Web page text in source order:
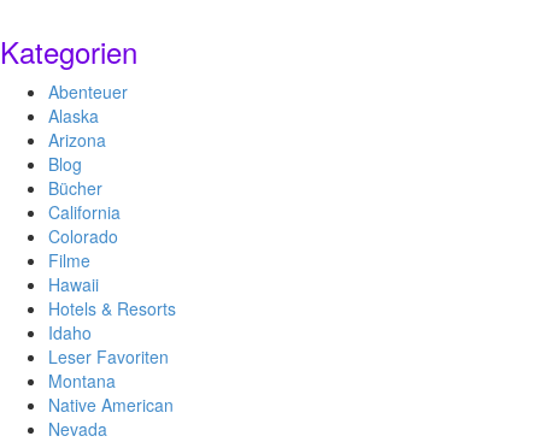
Kategorien
Abenteuer
Alaska
Arizona
Blog
Bücher
California
Colorado
Filme
Hawaii
Hotels & Resorts
Idaho
Leser Favoriten
Montana
Native American
Nevada